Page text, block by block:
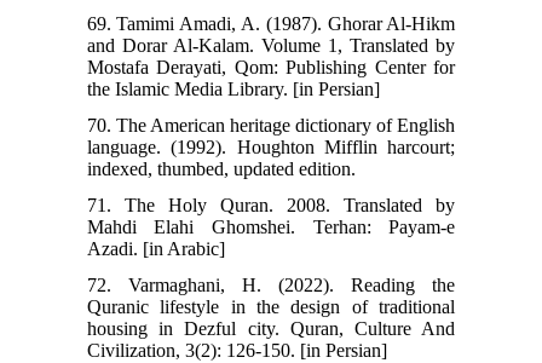
69. Tamimi Amadi, A. (1987). Ghorar Al-Hikm
and Dorar Al-Kalam. Volume 1, Translated by
Mostafa Derayati, Qom: Publishing Center for
the Islamic Media Library. [in Persian]
70. The American heritage dictionary of English
language. (1992). Houghton Mifflin harcourt;
indexed, thumbed, updated edition.
71. The Holy Quran. 2008. Translated by
Mahdi Elahi Ghomshei. Terhan: Payam-e
Azadi. [in Arabic]
72. Varmaghani, H. (2022). Reading the
Quranic lifestyle in the design of traditional
housing in Dezful city. Quran, Culture And
Civilization, 3(2): 126-150. [in Persian]